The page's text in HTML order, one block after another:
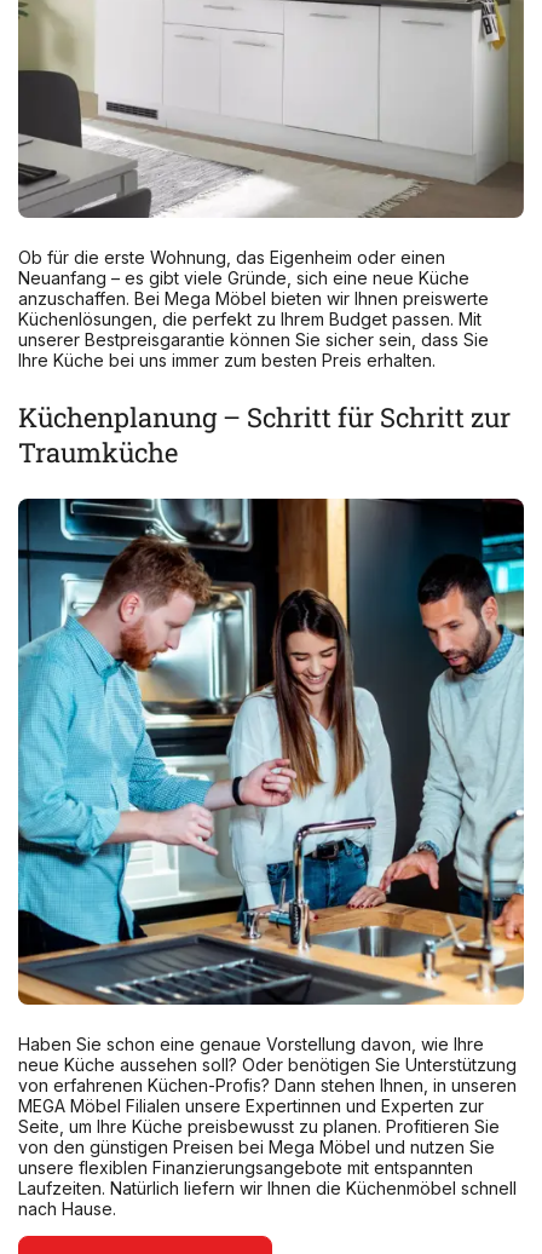
Ob für die erste Wohnung, das Eigenheim oder einen
Neuanfang – es gibt viele Gründe, sich eine neue Küche
anzuschaffen. Bei Mega Möbel bieten wir Ihnen preiswerte
Küchenlösungen, die perfekt zu Ihrem Budget passen. Mit
unserer Bestpreisgarantie können Sie sicher sein, dass Sie
Ihre Küche bei uns immer zum besten Preis erhalten.
Küchenplanung – Schritt für Schritt zur
Traumküche
Haben Sie schon eine genaue Vorstellung davon, wie Ihre
neue Küche aussehen soll? Oder benötigen Sie Unterstützung
von erfahrenen Küchen-Profis? Dann stehen Ihnen, in unseren
MEGA Möbel Filialen unsere Expertinnen und Experten zur
Seite, um Ihre Küche preisbewusst zu planen. Profitieren Sie
von den günstigen Preisen bei Mega Möbel und nutzen Sie
unsere flexiblen Finanzierungsangebote mit entspannten
Laufzeiten. Natürlich liefern wir Ihnen die Küchenmöbel schnell
nach Hause.